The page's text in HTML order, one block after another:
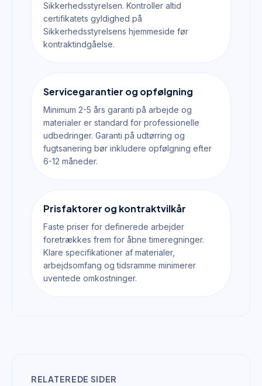
Sikkerhedsstyrelsen. Kontroller altid
certifikatets gyldighed på
Sikkerhedsstyrelsens hjemmeside før
kontraktindgåelse.
Servicegarantier og opfølgning
Minimum 2-5 års garanti på arbejde og
materialer er standard for professionelle
udbedringer. Garanti på udtørring og
fugtsanering bør inkludere opfølgning efter
6-12 måneder.
Prisfaktorer og kontraktvilkår
Faste priser for definerede arbejder
foretrækkes frem for åbne timeregninger.
Klare specifikationer af materialer,
arbejdsomfang og tidsramme minimerer
uventede omkostninger.
RELATEREDE SIDER